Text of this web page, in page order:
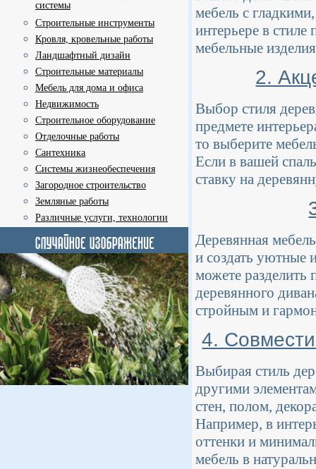
системы
Строительные инструменты
Кровля, кровельные работы
Ландшафтный дизайн
Строительные материалы
Мебель для дома и офиса
Недвижимость
Строительное оборудование
Отделочные работы
Сантехника
Системы жизнеобеспечения
Загородное строительство
Земляные работы
Различные услуги, технологии
мебель с
интерьере в
мебельные
2.
Выбор стиля
предмете
то выберите
Если в вашей
ставку на
Деревянная
и создать уютные
можете разделить
деревянного
стройным и
4.
Выбирая стиль
другими
стен, полом,
Например, в
оттенки и
мебель в